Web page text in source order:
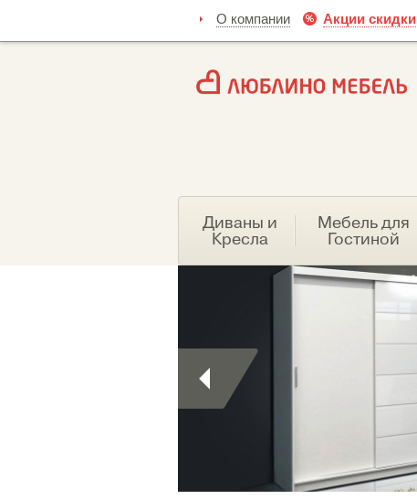
О компании Акции скидки
Диваны и
Кресла
Мебель для
Гостиной